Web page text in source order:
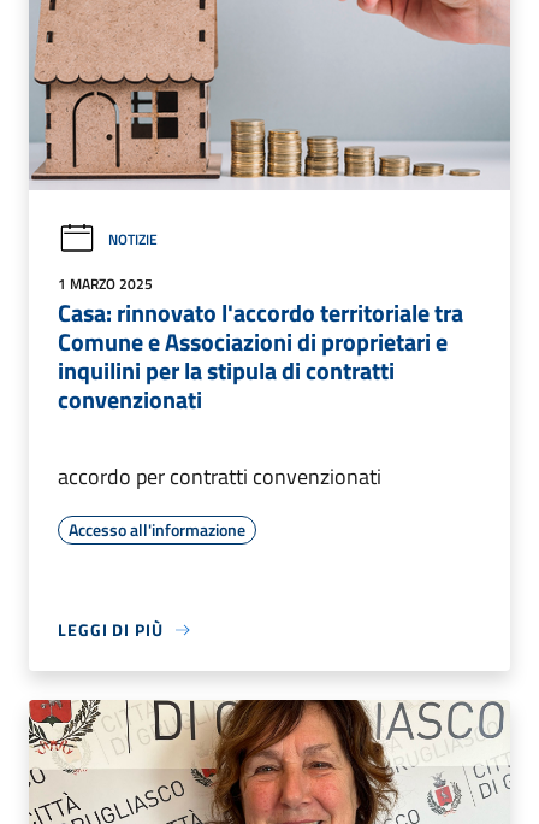
NOTIZIE
1 MARZO 2025
Casa: rinnovato l'accordo territoriale tra
Comune e Associazioni di proprietari e
inquilini per la stipula di contratti
convenzionati
accordo per contratti convenzionati
Accesso all'informazione
LEGGI DI PIÙ